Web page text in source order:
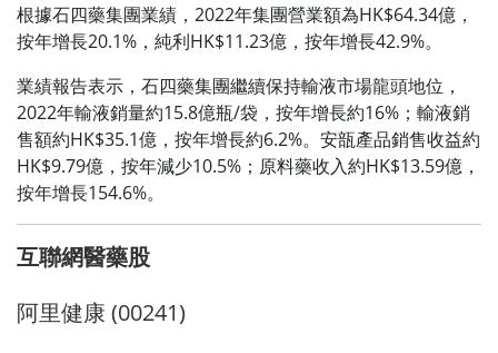
根據石四藥集團業績，2022年集團營業額為HK$64.34億，
按年增長20.1%，純利HK$11.23億，按年增長42.9%。
業績報告表示，石四藥集團繼續保持輸液市場龍頭地位，
2022年輸液銷量約15.8億瓶/袋，按年增長約16%；輸液銷
售額約HK$35.1億，按年增長約6.2%。安瓿產品銷售收益約
HK$9.79億，按年減少10.5%；原料藥收入約HK$13.59億，
按年增長154.6%。
互聯網醫藥股
阿里健康 (00241)